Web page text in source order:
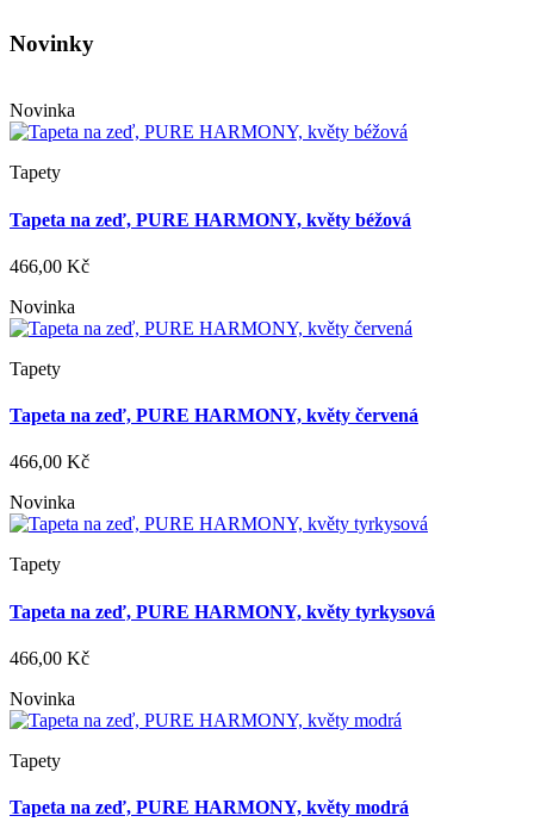
Novinky
Novinka
Tapety
Tapeta na zeď, PURE HARMONY, květy béžová
466,00 Kč
Novinka
Tapety
Tapeta na zeď, PURE HARMONY, květy červená
466,00 Kč
Novinka
Tapety
Tapeta na zeď, PURE HARMONY, květy tyrkysová
466,00 Kč
Novinka
Tapety
Tapeta na zeď, PURE HARMONY, květy modrá